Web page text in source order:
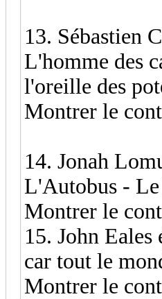
13. Sébastien
L'homme des
l'oreille des
Montrer le
14. Jonah
L'Autobus -
Montrer le
15. John
car tout le
Montrer le